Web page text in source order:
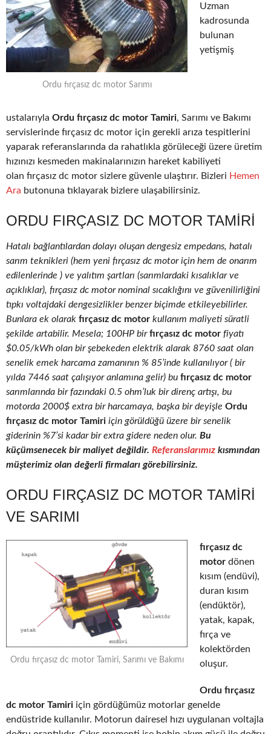
Ordu fırçasız dc motor Sarımı
Uzman
kadrosunda
bulunan
yetişmiş
ustalarıyla Ordu fırçasız dc motor Tamiri, Sarımı ve Bakımı
servislerinde fırçasız dc motor için gerekli arıza tespitlerini
yaparak referanslarında da rahatlıkla görüleceği üzere üretim
hızınızı kesmeden makinalarınızın hareket kabiliyeti
olan fırçasız dc motor sizlere güvenle ulaştırır. Bizleri Hemen
Ara butonuna tıklayarak bizlere ulaşabilirsiniz.
ORDU FIRÇASIZ DC MOTOR TAMIRI
Hatalı bağlantılardan dolayı oluşan dengesiz empedans, hatalı
sarım teknikleri (hem yeni fırçasız dc motor için hem de onarım
edilenlerinde ) ve yalıtım şartları (sarımlardaki kısalıklar ve
açıklıklar), fırçasız dc motor nominal sıcaklığını ve güvenilirliğini
tıpkı voltajdaki dengesizlikler benzer biçimde etkileyebilirler.
Bunlara ek olarak fırçasız dc motor kullanım maliyeti süratli
şekilde artabilir. Mesela; 100HP birfırçasız dc motor fiyatı
$0.05/kWh olan bir şebekeden elektrik alarak 8760 saat olan
senelik emek harcama zamanının % 85’inde kullanılıyor ( bir
yılda 7446 saat çalışıyor anlamına gelir) bu fırçasız dc motor
sarımlarında bir fazındaki 0.5 ohm’luk bir direnç artışı, bu
motorda 2000$ extra bir harcamaya, başka bir deyişle Ordu
fırçasız dc motor Tamiri için görüldüğü üzere bir senelik
giderinin %7’si kadar bir extra gidere neden olur. Bu
küçümsenecek bir maliyet değildir. Referanslarımız kısmından
müşterimiz olan değerli firmaları görebilirsiniz.
ORDU FIRÇASIZ DC MOTOR TAMIRI
VE SARIMI
Ordu fırçasız dc motor Tamiri, Sarımı ve Bakımı
fırçasız dc
motor dönen
kısım (endüvi),
duran kısım
(endüktör),
yatak, kapak,
fırça ve
kolektörden
oluşur.
Ordu fırçasız
dc motor Tamiri için gördüğümüz motorlar genelde
endüstride kullanılır. Motorun dairesel hızı uygulanan voltajla